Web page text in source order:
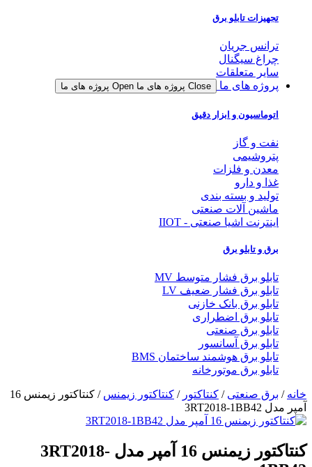
تجهیزات تابلو برق
ترانس جریان
چراغ سیگنال
سایر متعلقات
پروژه های ما
Close پروژه های ما Open پروژه های ما
اتوماسیون و ابزار دقیق
نفت و گاز
پتروشیمی
معدن و فلزات
غذا و دارو
تولید و بسته بندی
ماشین آلات صنعتی
اینترنت اشیا صنعتی - IIOT
برق و تابلو برق
تابلو برق فشار متوسط MV
تابلو برق فشار ضعیف LV
تابلو برق بانک خازنی
تابلو برق اضطراری
تابلو برق صنعتی
تابلو برق آسانسور
تابلو برق هوشمند ساختمان BMS
تابلو برق موتورخانه
خانه / برق صنعتی / کنتاکتور / کنتاکتور زیمنس
/ کنتاکتور زیمنس 16
آمپر مدل 3RT2018-1BB42
کنتاکتور زیمنس 16 آمپر مدل 3RT2018-